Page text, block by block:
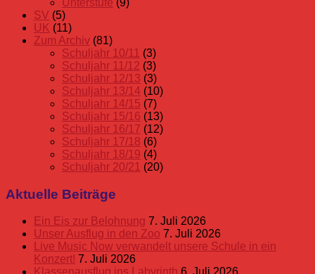
SV (5)
UK (11)
Zum Archiv (81)
Schuljahr 10/11 (3)
Schuljahr 11/12 (3)
Schuljahr 12/13 (3)
Schuljahr 13/14 (10)
Schuljahr 14/15 (7)
Schuljahr 15/16 (13)
Schuljahr 16/17 (12)
Schuljahr 17/18 (6)
Schuljahr 18/19 (4)
Schuljahr 20/21 (20)
Aktuelle Beiträge
Ein Eis zur Belohnung 7. Juli 2026
Unser Ausflug in den Zoo 7. Juli 2026
Live Music Now verwandelt unsere Schule in ein
Konzert! 7. Juli 2026